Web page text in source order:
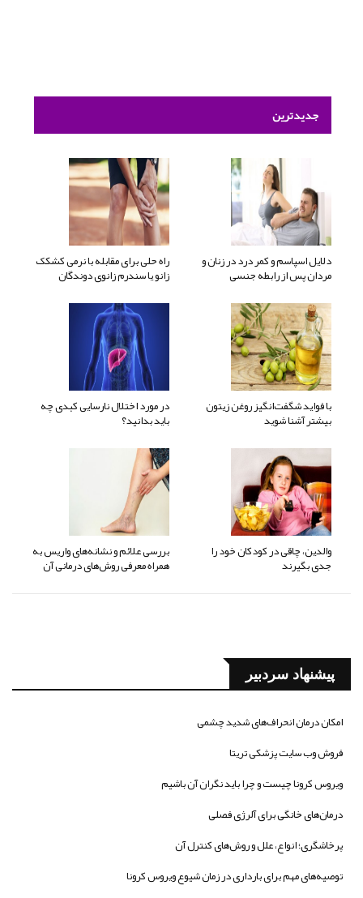
جدیدترین
دلایل اسپاسم و کمر درد در زنان و
مردان پس از رابطه جنسی
راه حلی برای مقابله با نرمی کشکک
زانو یا سندرم زانوی دوندگان
با فواید شگفت‌انگیز روغن زیتون
بیشتر آشنا شوید
در مورد اختلال نارسایی کبدی چه
باید بدانید؟
والدین، چاقی در کودکان خود را
جدی بگیرند
بررسی علائم و نشانه‌های واریس به
همراه معرفی روش‌های درمانی آن
پیشنهاد سردبیر
امکان درمان انحراف‌های شدید چشمی
فروش وب سایت پزشکی تریتا
ویروس کرونا چیست و چرا باید نگران آن باشیم
درمان‌های خانگی برای آلرژی فصلی
پرخاشگری؛ انواع، علل و روش‌های کنترل آن
توصیه‌های مهم برای بارداری در زمان شیوع ویروس کرونا